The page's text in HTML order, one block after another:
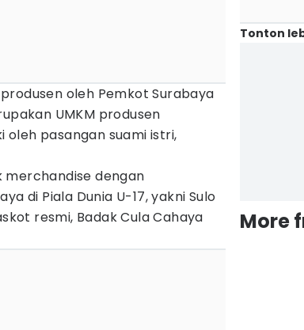
oleh Pemkot Surabaya
UMKM produsen
oleh pasangan suami istri,
dengan
di Piala Dunia U-17, yakni Sulo
resmi, Badak Cula Cahaya
Tonton
More